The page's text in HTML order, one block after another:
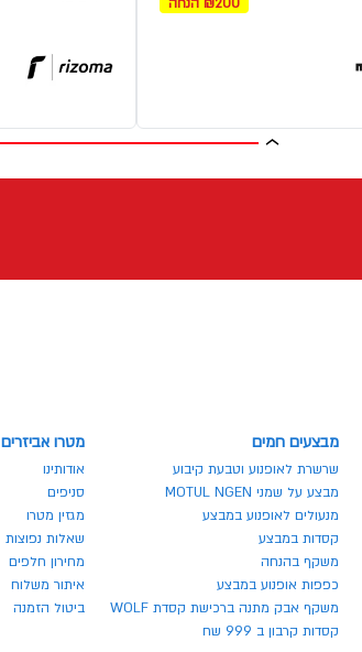
מבצעים חמים
שרשרת לאופנוע וטבעת קיבוע
מבצע על שמני MOTUL NGEN
מנעולים לאופנוע במבצע
קסדות במבצע
משקף בהנחה
כפפות אופנוע במבצע
משקף אבק מתנה ברכישת קסדת WOLF
קסדות קרבון ב 999 שח
מטרו אביזרים
אודותינו
סניפים
מגזין מטרו
שאלות נפוצות
מחירון חלפים
איתור משלוח
ביטול הזמנה